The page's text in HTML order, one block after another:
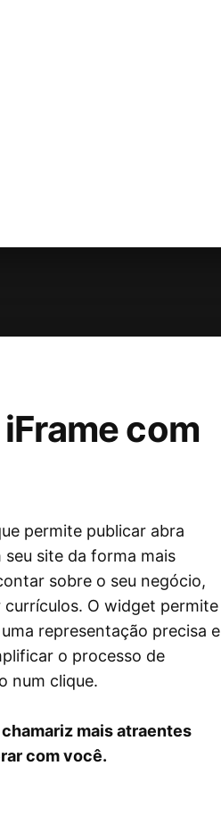
com
permite publicar abra
site da forma mais
sobre o seu negócio,
O widget permite
representação precisa e
o processo de
num clique.
mais atraentes
com você.